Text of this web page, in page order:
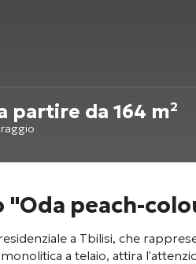
partire da 164 m²
"Oda peach-
a Tbilisi, che
a telaio, attira